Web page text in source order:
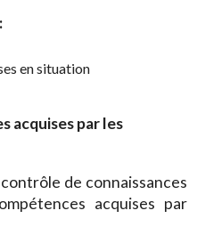
en situation
acquises par les
de connaissances
acquises par